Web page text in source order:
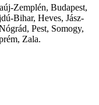
Zemplén, Budapest,
Bihar, Heves, Jász-
Pest, Somogy,
Zala.